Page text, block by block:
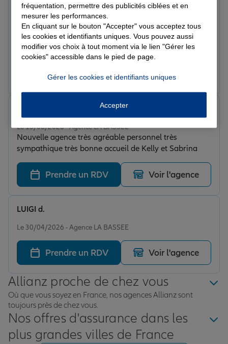
Note de 5 sur 5
Le 16/06/2026 - Agence LA BASSEE
Très belle agence et très bien accueillie par sabrina et
kelly agréable et souriante
GILLES H.
Prendre un RDV Voir l'agence
Note de 5 sur 5
Le 15/06/2026 - Agence LA BASSEE
Nouvelle agence très agréable personnel très
sympathique très bonne accueil de Kelly et Sabrina
Prendre un RDV Voir l'agence
Le 30/04/2026 - Agence LA BASSEE
LUIGI d.
Prendre un RDV Voir l'agence
Allianz proche de chez vous
Où que vous soyez en France, nos agences Allianz sont
toujours près de chez vous.
Nos offres d'assurance dans les
plus grandes villes de France
fréquentation, permettre des publicités ciblées et en
mesurer les performances.
En cliquant sur le bouton "Accepter" vous acceptez tous
les cookies et identifiants uniques. Vous pouvez aussi
modifier vos choix à tout moment via le lien "Gérer les
cookies" accessible dans le pied de page.
Gérer les cookies et identifiants uniques
Accepter